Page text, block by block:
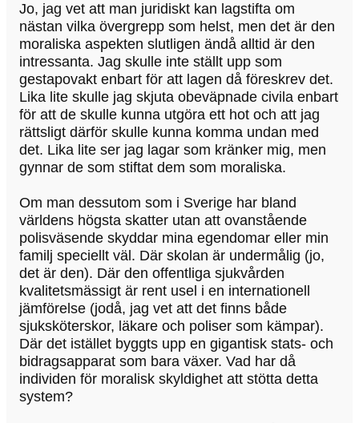
Jo, jag vet att man juridiskt kan lagstifta om
nästan vilka övergrepp som helst, men det är den
moraliska aspekten slutligen ändå alltid är den
intressanta. Jag skulle inte ställt upp som
gestapovakt enbart för att lagen då föreskrev det.
Lika lite skulle jag skjuta obeväpnade civila enbart
för att de skulle kunna utgöra ett hot och att jag
rättsligt därför skulle kunna komma undan med
det. Lika lite ser jag lagar som kränker mig, men
gynnar de som stiftat dem som moraliska.
Om man dessutom som i Sverige har bland
världens högsta skatter utan att ovanstående
polisväsende skyddar mina egendomar eller min
familj speciellt väl. Där skolan är undermålig (jo,
det är den). Där den offentliga sjukvården
kvalitetsmässigt är rent usel i en internationell
jämförelse (jodå, jag vet att det finns både
sjuksköterskor, läkare och poliser som kämpar).
Där det istället byggts upp en gigantisk stats- och
bidragsapparat som bara växer. Vad har då
individen för moralisk skyldighet att stötta detta
system?